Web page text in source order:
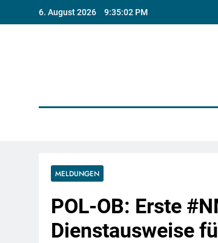
6. August 2026 9:35:02 PM
MELDUNGEN
POL-OB: Erste
Dienstausweise